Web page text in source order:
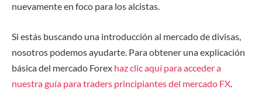
nuevamente en foco para los alcistas.
Si estás buscando una introducción al mercado de divisas,
nosotros podemos ayudarte. Para obtener una explicación
básica del mercado Forex haz clic aquí para acceder a
nuestra guía para traders principiantes del mercado FX